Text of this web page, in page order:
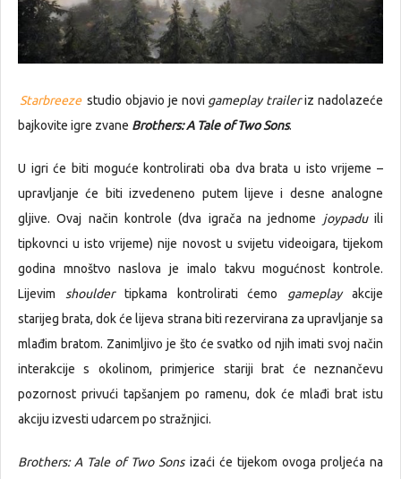
Starbreeze studio objavio je novi gameplay traileriz nadolazeće
bajkovite igre zvane Brothers: A Tale of Two Sons.
U igri će biti moguće kontrolirati oba dva brata u isto vrijeme –
upravljanje će biti izvedeneno putem lijeve i desne analogne
gljive. Ovaj način kontrole (dva igrača na jednome joypaduili
tipkovnci u isto vrijeme) nije novost u svijetu videoigara, tijekom
godina mnoštvo naslova je imalo takvu mogućnost kontrole.
Lijevim shouldertipkama kontrolirati ćemo gameplayakcije
starijeg brata, dok će lijeva strana biti rezervirana za upravljanje sa
mlađim bratom. Zanimljivo je što će svatko od njih imati svoj način
interakcije s okolinom, primjerice stariji brat će neznančevu
pozornost privući tapšanjem po ramenu, dok će mlađi brat istu
akciju izvesti udarcem po stražnjici.
Brothers: A Tale of Two Sonsizaći će tijekom ovoga proljeća na